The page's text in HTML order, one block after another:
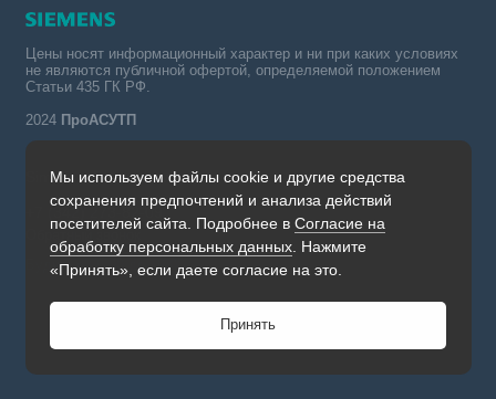
Мы используем файлы cookie и другие средства
сохранения предпочтений и анализа действий
посетителей сайта. Подробнее в Согласие на
обработку персональных данных . Нажмите
«Принять», если даете согласие на это.
Принять
Цены носят информационный характер и ни при каких условиях
не являются публичной офертой, определяемой положением
Статьи 435 ГК РФ.
2024 ПроАСУТП
Simatic в России тел.:
+7 (342) 273-82-09
Будни, с 09.00 до 19.00